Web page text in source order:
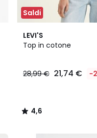
Saldi
LEVI'S
Top in cotone
28,99 € 21,74 € -
4,6
/ 5
2
Colori
4,6
/